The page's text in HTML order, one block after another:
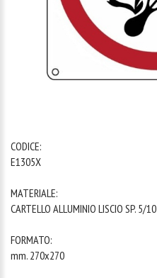
CODICE:
E1305X
MATERIALE:
CARTELLO ALLUMINIO LISCIO SP. 5/10
FORMATO:
mm. 270x270